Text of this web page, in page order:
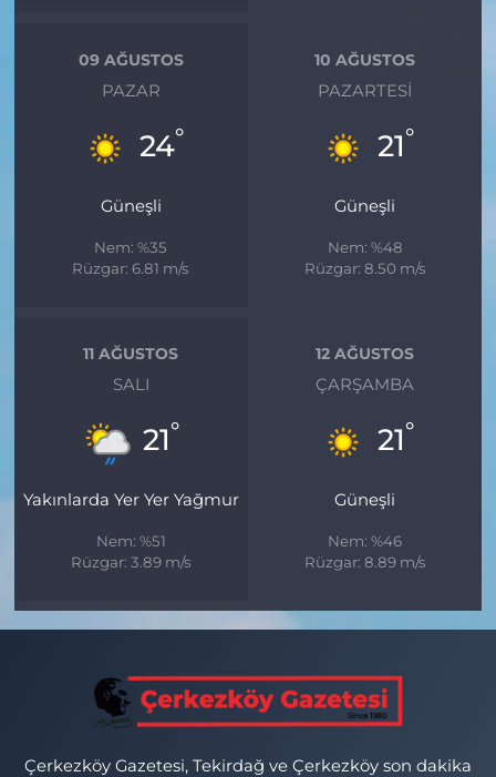
09 AĞUSTOS
PAZAR
24°
Güneşli
Nem: %35
Rüzgar: 6.81 m/s
10 AĞUSTOS
PAZARTESI
21°
Güneşli
Nem: %48
Rüzgar: 8.50 m/s
11 AĞUSTOS
SALI
21°
Yakınlarda Yer Yer Yağmur
Nem: %51
Rüzgar: 3.89 m/s
12 AĞUSTOS
ÇARŞAMBA
21°
Güneşli
Nem: %46
Rüzgar: 8.89 m/s
Çerkezköy Gazetesi, Tekirdağ ve Çerkezköy son dakika